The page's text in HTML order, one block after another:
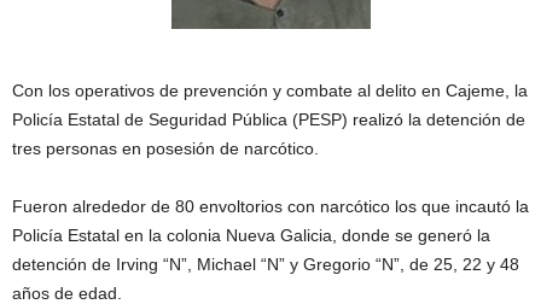
Con los operativos de prevención y combate al delito en Cajeme, la
Policía Estatal de Seguridad Pública (PESP) realizó la detención de
tres personas en posesión de narcótico.
Fueron alrededor de 80 envoltorios con narcótico los que incautó la
Policía Estatal en la colonia Nueva Galicia, donde se generó la
detención de Irving “N”, Michael “N” y Gregorio “N”, de 25, 22 y 48
años de edad.